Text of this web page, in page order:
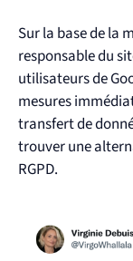
Sur la base de la
responsable du
utilisateurs de
mesures
transfert de
trouver une
RGPD.